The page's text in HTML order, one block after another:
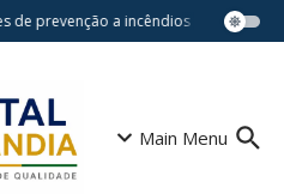
prevenção a incêndios na Rede
Main Menu